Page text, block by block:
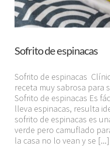
Sofrito de espinacas
Sofrito de espinacas
receta muy sabrosa para
Sofrito de espinacas Es
lleva espinacas, resulta
sofrito de espinacas es
verde pero camuflado
la casa no lo vean y se [...]